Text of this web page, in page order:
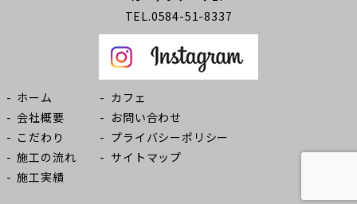
TEL.0584-51-8337
ホーム
会社概要
こだわり
施工の流れ
施工実績
カフェ
お問い合わせ
プライバシーポリシー
サイトマップ